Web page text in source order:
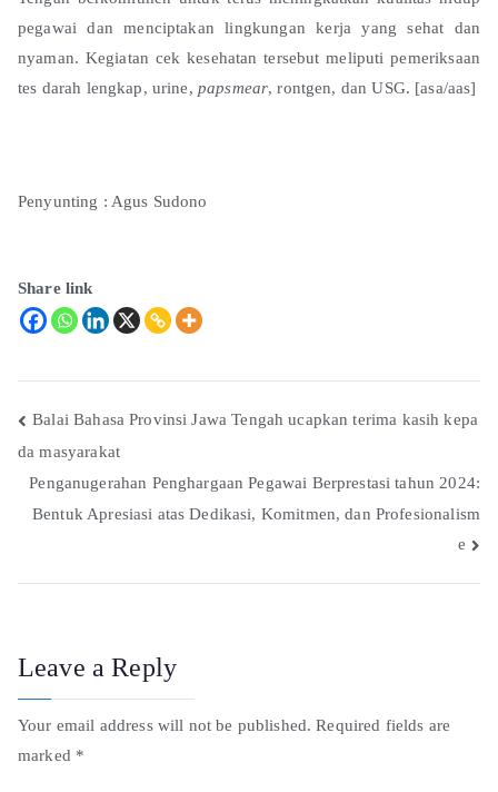
pegawai dan menciptakan lingkungan kerja yang sehat dan
nyaman. Kegiatan cek kesehatan tersebut meliputi pemeriksaan
tes darah lengkap, urine, papsmear, rontgen, dan USG. [asa/aas]
Penyunting : Agus Sudono
Share link
Balai Bahasa Provinsi Jawa Tengah ucapkan terima kasih kepa
da masyarakat
Penganugerahan Penghargaan Pegawai Berprestasi tahun 2024:
Bentuk Apresiasi atas Dedikasi, Komitmen, dan Profesionalism
e
Leave a Reply
Your email address will not be published. Required fields are
marked *